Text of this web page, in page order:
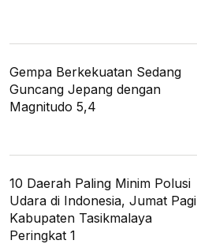
Gempa Berkekuatan Sedang
Guncang Jepang dengan
Magnitudo 5,4
10 Daerah Paling Minim Polusi
Udara di Indonesia, Jumat Pagi
Kabupaten Tasikmalaya
Peringkat 1